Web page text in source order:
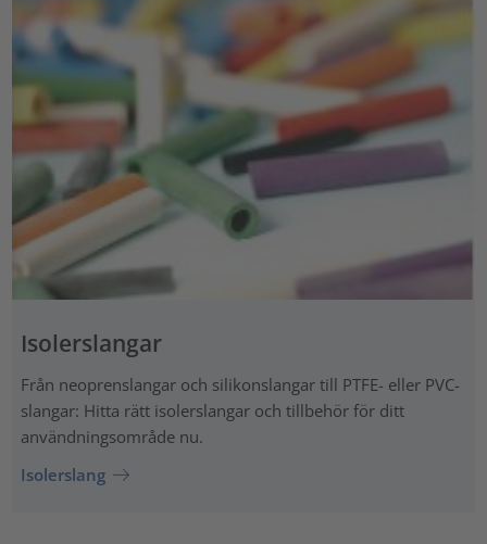
Isolerslangar
Från neoprenslangar och silikonslangar till PTFE- eller PVC-
slangar: Hitta rätt isolerslangar och tillbehör för ditt
användningsområde nu.
Isolerslang